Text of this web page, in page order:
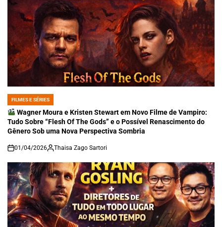
POSTED
IN
FILMES E SÉRIES
Wagner Moura e Kristen Stewart em Novo Filme de Vampiro:
Tudo Sobre “Flesh Of The Gods” e o Possível Renascimento do
Gênero Sob uma Nova Perspectiva Sombria
on
01/04/2026 Thaisa Zago Sartori